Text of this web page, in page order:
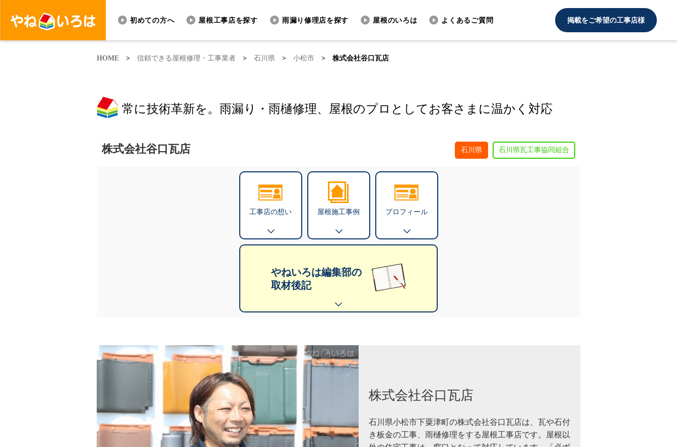
初めての方へ 屋根工事店を探す 雨漏り修理店を探す 屋根のいろは よくあるご質問 掲載をご希望の工事店様
HOME > 信頼できる屋根修理・工事業者 > 石川県 > 小松市 > 株式会社谷口瓦店
常に技術革新を。雨漏り・雨樋修理、屋根のプロとしてお客さまに温かく対応
株式会社谷口瓦店 石川県 石川県瓦工事協同組合
工事店の想い 屋根施工事例 プロフィール
やねいろは編集部の
取材後記
株式会社谷口瓦店
石川県小松市下粟津町の株式会社谷口瓦店は、瓦や石付
き板金の工事、雨樋修理をする屋根工事店です。屋根以